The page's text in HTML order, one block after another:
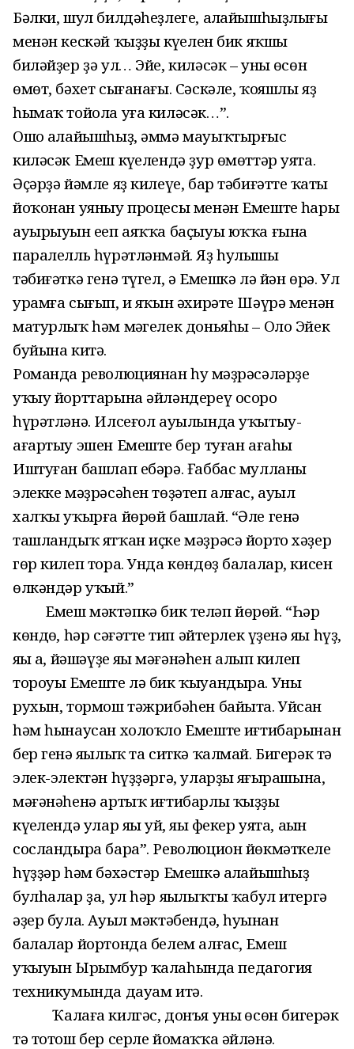
Бәлки, шул билдәһеҙлеге, аңлайышһыҙлығы
менән кескәй ҡыҙҙың күңелен бик яҡшы
биләйҙер ҙә ул… Эйе, киләсәк – уның өсөн
өмөт, бәхет сығанағы. Сәскәле, ҡояшлы яҙ
һымаҡ тойола уға киләсәк…”.
Ошо аңлайышһыҙ, әммә мауыҡтырғыс
киләсәк Емеш күңелендә ҙур өмөттәр уята.
Әҫәрҙә йәмле яҙ килеүе, бар тәбиғәттең ҡаты
йоҡонан уяныу процесы менән Емештең һары
ауырыуын еңеп аяҡҡа баҫыуы юҡҡа ғына
паралелль һүрәтләнмәй. Яҙ һулышы
тәбиғәткә генә түгел, ә Емешкә лә йән өрә. Ул
урамға сығып, иң яҡын әхирәте Шәүрә менән
матурлыҡ һәм мәңгелек доньяһы – Оло Эйек
буйына китә.
Романда революциянан һуң мәҙрәсәләрҙе
уҡыу йорттарына әйләндереү осоро
һүрәтләнә. Илсеғол ауылында уҡытыу-
ағартыу эшен Емештең бер туған ағаһы
Иштуған башлап ебәрә. Ғаббас мулланың
элекке мәҙрәсәһен төҙәтеп алғас, ауыл
халҡы уҡырға йөрөй башлай. “Әле генә
ташландыҡ ятҡан иҫке мәҙрәсә йорто хәҙер
гөр килеп тора. Унда көндөҙ балалар, кисен
өлкәндәр уҡый.”
Емеш мәктәпкә бик теләп йөрөй. “Һәр
көндөң, һәр сәғәттең тип әйтерлек үҙенә яңы һүҙ,
яңы аң, йәшәүҙең яңы мәғәнәһен алып килеп
тороуы Емеште лә бик ҡыуандыра. Уның
рухын, тормош тәжрибәһен байыта. Уйсан
һәм һынаусан холоҡло Емештең иғтибарынан
бер генә яңылыҡ та ситкә ҡалмай. Бигерәк тә
элек-электән һүҙҙәргә, уларҙың яңғырашына,
мәғәнәһенә артыҡ иғтибарлы ҡыҙҙың
күңелендә улар яңы уй, яңы фекер уята, аңын
сосландыра бара”. Революцион йөкмәткеле
һүҙҙәр һәм бәхәстәр Емешкә аңлайышһыҙ
булһалар ҙа, ул һәр яңылыҡты ҡабул итергә
әҙер була. Ауыл мәктәбендә, һуңынан
балалар йортонда белем алғас, Емеш
уҡыуын Ырымбур ҡалаһында педагогия
техникумында дауам итә.
Ҡалаға килгәс, донъя уның өсөн бигерәк
тә тотош бер серле йомаҡҡа әйләнә.